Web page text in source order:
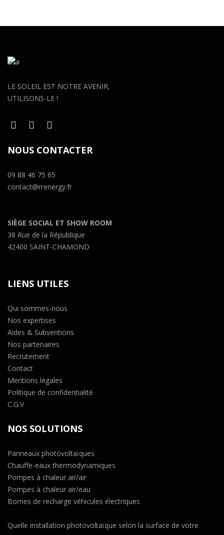
LE SOLEIL EST NOTRE AVENIR,
UTILISONS-LE !
NOUS CONTACTER
09 88 46 75 65
contact@rrenergy.fr
SIÈGE SOCIAL ET SHOW ROOM
38 Rue de la République
42400 SAINT-CHAMOND
LIENS UTILES
Qui sommes-nous
Nos expertises
Aides & Subventions
Nos partenaires
Recrutement
Contact
Mentions légales
Politique de confidentialité
C.G.V
NOS SOLUTIONS
Panneaux photovoltaïques
Chauffe-eaux thermodynamiques
Pompes à chaleur air/air
Pompes à chaleur air/eau
Bornes de recharge véhicules électriques
Quelle installation photovoltaïque selon la surface de votre